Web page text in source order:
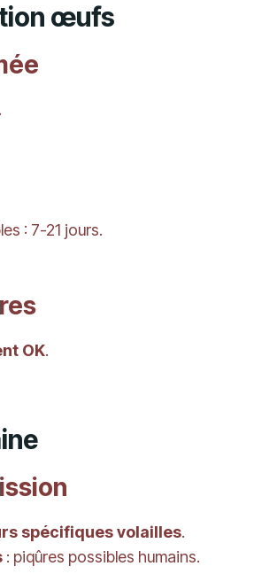
œufs
.
: 7-21 jours.
OK.
spécifiques volailles.
: piqûres possibles humains.